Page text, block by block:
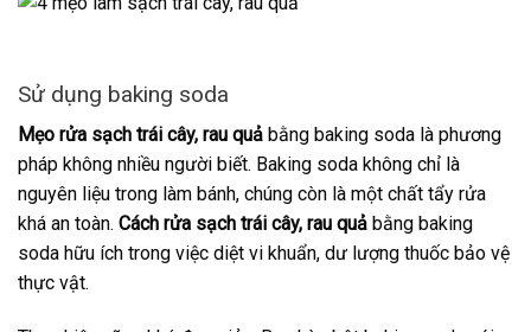
Sử dụng baking soda
Mẹo rửa sạch trái cây, rau quả bằng baking soda là phương
pháp không nhiều người biết. Baking soda không chỉ là
nguyên liệu trong làm bánh, chúng còn là một chất tẩy rửa
khá an toàn. Cách rửa sạch trái cây, rau quả bằng baking
soda hữu ích trong việc diệt vi khuẩn, dư lượng thuốc bảo vệ
thực vật.